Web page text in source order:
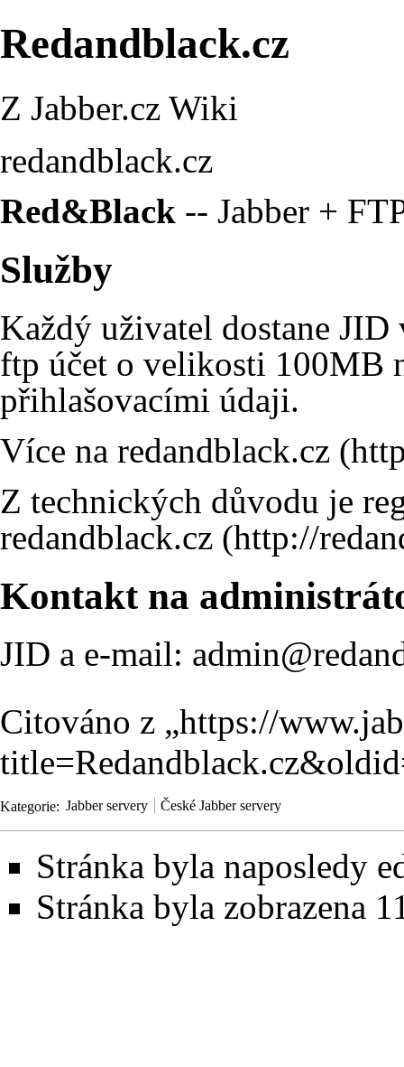
Redandblack.cz
Z Jabber.cz Wiki
redandblack.cz
Red&Black -- Jabber +
Služby
Každý uživatel dostane
ftp účet o velikosti 100MB
přihlašovacími údaji.
Více na redandblack.cz
Z technických důvodu je
redandblack.cz
Kontakt na
JID a e-mail:
Citováno z „https://
Kategorie: Jabber servery České Jabber servery
Stránka byla naposledy
Stránka byla zobrazena